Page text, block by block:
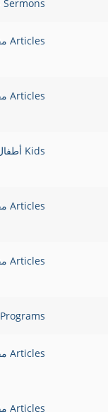
Sermons عظات
Articles مقالات
Articles مقالات
Kids أطفال
Articles مقالات
Articles مقالات
Programs برامج
Articles مقالات
Articles مقالات